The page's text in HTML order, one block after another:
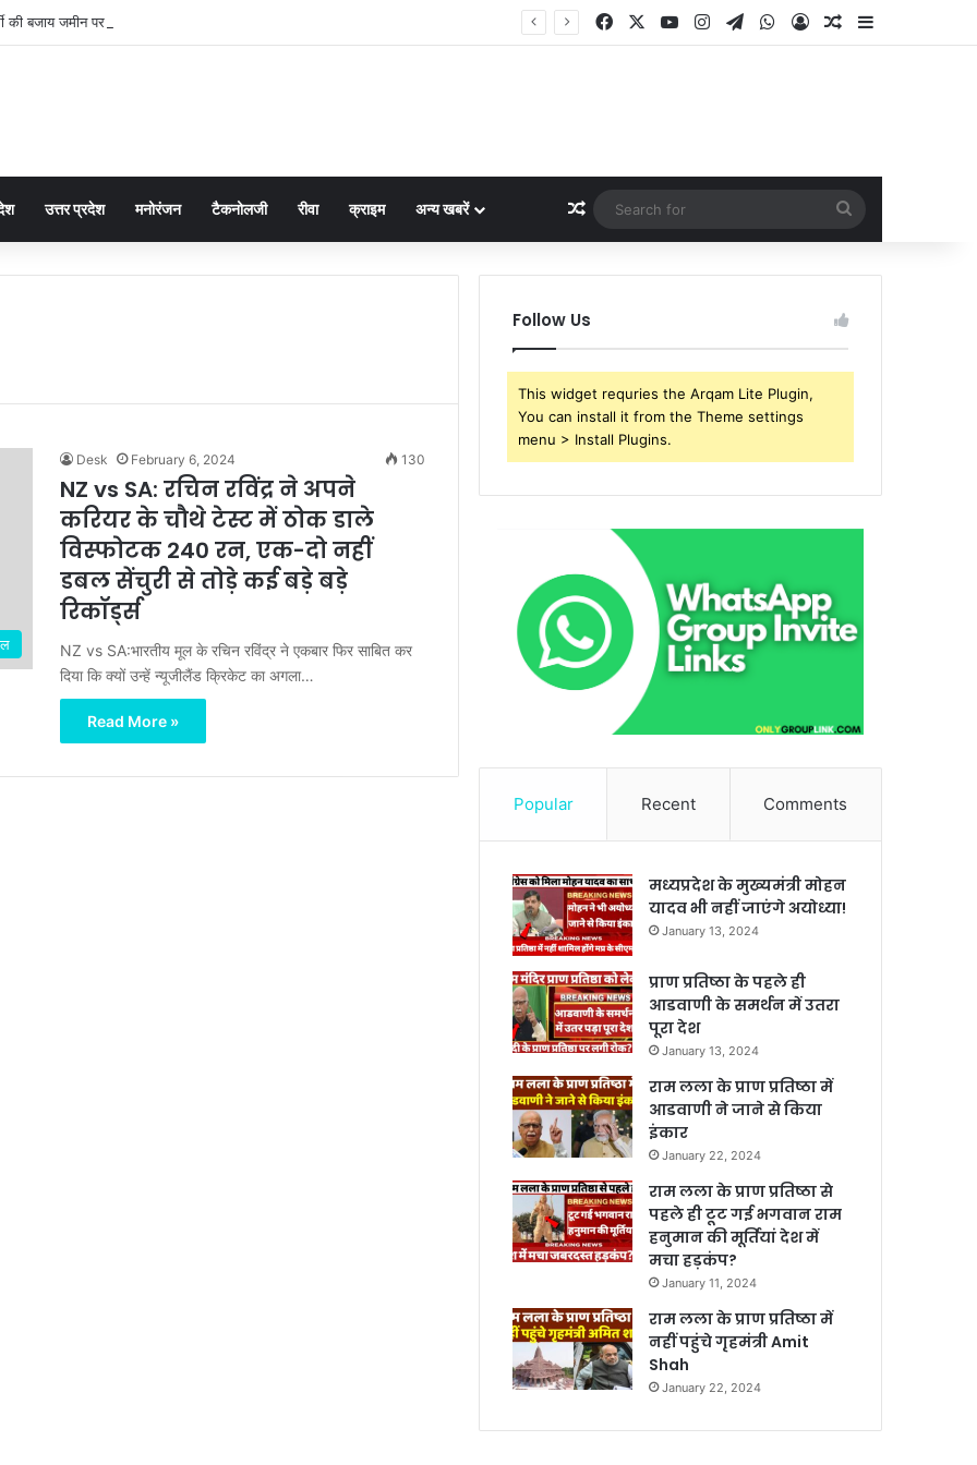
की बजाय जमीन पर ही बैठ गए नए कलेक्टर नरेंद्र कुमार सूर्यवंशी फिर जो हुआ! Facebook YouTubeInstagramTelegramWhatsApp
Log InRandom Article
उत्तर प्रदेश मनोरंजन टैकनोलजी रीवा क्राइम अन्य खबरें Random Article
for
Desk February 6, 2024 130
NZ vs SA: रचिन रविंद्र ने अपने
करियर के चौथे टेस्ट में ठोक डाले
विस्फोटक 240 रन, एक-दो नहीं
डबल सेंचुरी से तोड़े कई बड़े बड़े
रिकॉर्ड्स
NZ vs SA:भारतीय मूल के रचिन रविंद्र ने एकबार फिर साबित कर
दिया कि क्यों उन्हें न्यूजीलैंड क्रिकेट का अगला…
Read More »
Follow Us
This widget requries the Arqam Lite Plugin,
You can install it from the Theme settings
menu > Install Plugins.
Popular Recent Comments
मध्यप्रदेश के मुख्यमंत्री मोहन
यादव भी नहीं जाएंगे अयोध्या!
January 13, 2024
प्राण प्रतिष्ठा के पहले ही
आडवाणी के समर्थन में उतरा
पूरा देश
January 13, 2024
राम लला के प्राण प्रतिष्ठा में
आडवाणी ने जाने से किया
इंकार
January 22, 2024
राम लला के प्राण प्रतिष्ठा से
पहले ही टूट गई भगवान राम
हनुमान की मूर्तियां देश में
मचा हड़कंप?
January 11, 2024
राम लला के प्राण प्रतिष्ठा में
नहीं पहुंचे गृहमंत्री Amit
Shah
January 22, 2024